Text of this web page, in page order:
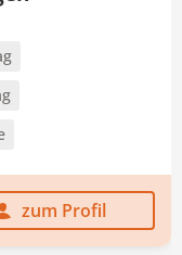
zum Profil